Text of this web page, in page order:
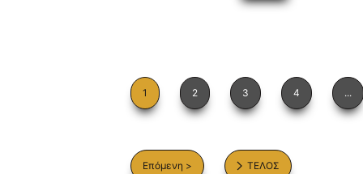
1 2 3 4 ...
Επόμενη > ΤΕΛΟΣ